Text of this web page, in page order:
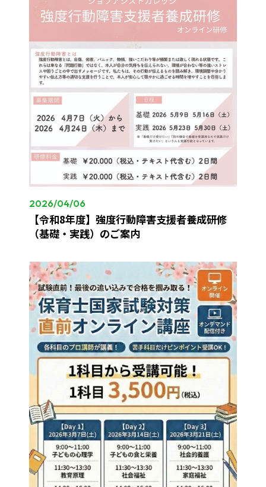
2026/04/06
【令和8年度】強度行動障害支援者養成研修
（基礎・実践）のご案内